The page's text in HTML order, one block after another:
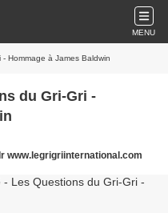
MENU
Hommage à James Baldwin
du Gri-Gri -
www.legrigriinternational.com